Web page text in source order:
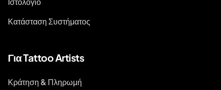
Κατάσταση Συστήματος
Για Tattoo Artists
Κράτηση & Πληρωμή